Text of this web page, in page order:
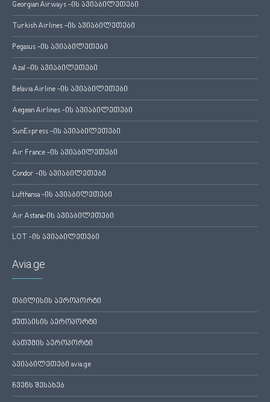
Georgian Airways -ის ავიაბილეთები
Turkish Airlines -ის ავიაბილეთები
Pegasus -ის ავიაბილეთები
Azal -ის ავიაბილეთები
Belavia Airline -ის ავიაბილეთები
Aegean Airlines -ის ავიაბილეთები
SunExpress -ის ავიაბილეთები
Air France -ის ავიაბილეთები
Condor -ის ავიაბილეთები
Lufthansa -ის ავიაბილეთები
Air Astana-ის ავიაბილეთები
LOT -ის ავიაბილეთები
Avia.ge
თბილისის აეროპორტი
ქუთაისის აეროპორტი
ბათუმის აეროპორტი
ავიაბილეთები avia.ge
ჩვენს შესახებ